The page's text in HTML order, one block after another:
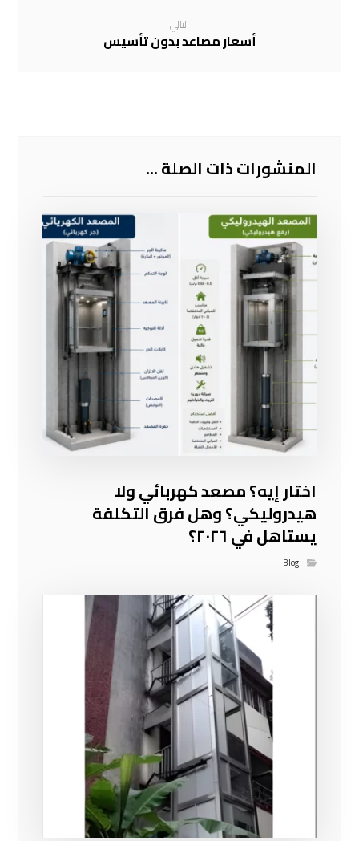
التالي
أسعار مصاعد بدون تأسيس
المنشورات ذات الصلة ...
اختار إيه؟ مصعد كهربائي ولا
هيدروليكي؟ وهل فرق التكلفة
يستاهل في ٢٠٢٦؟
Blog